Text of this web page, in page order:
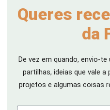
Queres
da
De vez em quando, envio-
partilhas, ideias que vale a
projetos e algumas coisas